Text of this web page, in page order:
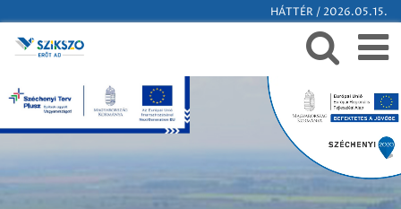
HÁTTÉR / 2026.05.15.